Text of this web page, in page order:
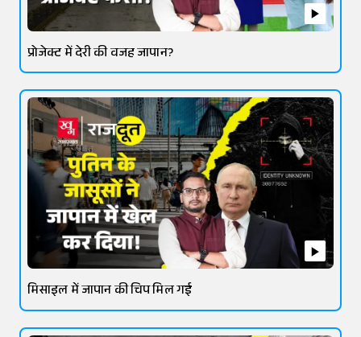
प्रोजेक्ट में देरी की वजह जापान?
मिसाइल में जापान की चिप मिल गई